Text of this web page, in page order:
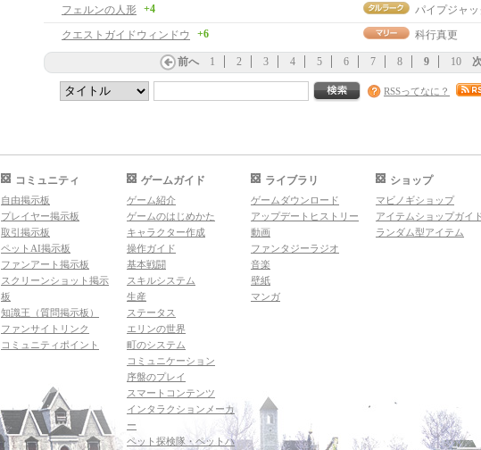
フェルンの人形 +4 パイプジャッ
クエストガイドウィンドウ
+6 科行真更
前へ 1 2 3 4 5 6 7 8 9 10
RSSってなに？
コミュニティ
自由掲示板
プレイヤー掲示板
取引掲示板
ペットAI掲示板
ファンアート掲示板
スクリーンショット掲示
板
知識王（質問掲示板）
ファンサイトリンク
コミュニティポイント
ゲームガイド
ゲーム紹介
ゲームのはじめかた
キャラクター作成
操作ガイド
基本戦闘
スキルシステム
生産
ステータス
エリンの世界
町のシステム
コミュニケーション
序盤のプレイ
スマートコンテンツ
インタラクションメーカ
ー
ペット探検隊・ペットハ
ライブラリ
ゲームダウンロード
アップデートヒストリー
動画
ファンタジーラジオ
音楽
壁紙
マンガ
ショップ
マビノギショップ
アイテムショップガイ
ランダム型アイテム